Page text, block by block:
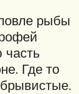
рыбы
часть
Где то